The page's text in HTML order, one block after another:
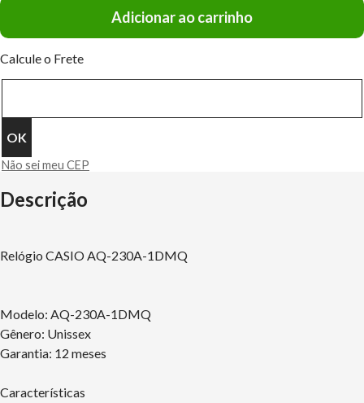
Adicionar ao carrinho
Calcule o Frete
Não sei meu CEP
Descrição
Relógio CASIO AQ-230A-1DMQ
Modelo: AQ-230A-1DMQ
Gênero: Unissex
Garantia: 12 meses
Características